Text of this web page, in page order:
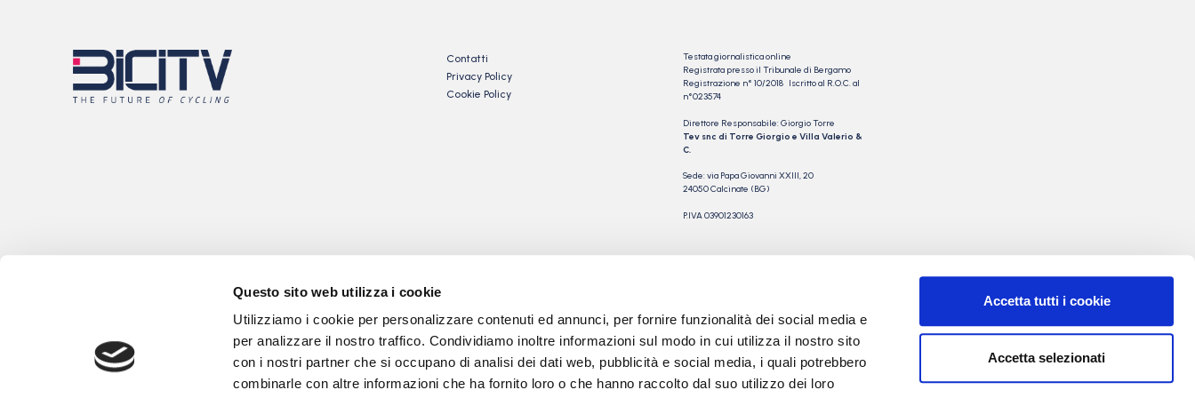
Questo sito web utilizza i cookie
Utilizziamo i cookie per personalizzare contenuti ed annunci, per fornire funzionalità dei social media e
per analizzare il nostro traffico. Condividiamo inoltre informazioni sul modo in cui utilizza il nostro sito
con i nostri partner che si occupano di analisi dei dati web, pubblicità e social media, i quali potrebbero
combinarle con altre informazioni che ha fornito loro o che hanno raccolto dal suo utilizzo dei loro
Accetta tutti i cookie
Accetta selezionati
Contatti
Privacy Policy
Cookie Policy
Testata giornalistica online
Registrata presso il Tribunale di Bergamo
Registrazione n° 10/2018 Iscritto al R.O.C. al
n°023574
Direttore Responsabile: Giorgio Torre
Tev snc di Torre Giorgio e Villa Valerio &
C.
Sede: via Papa Giovanni XXIII, 20
24050 Calcinate (BG)
P.IVA 03901230163